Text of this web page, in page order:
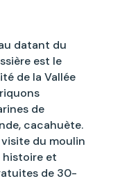
datant du
est le
de la Vallée
de
cacahuète.
du moulin
histoire et
de 30-